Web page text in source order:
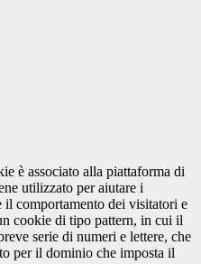
è associato alla piattaforma di
utilizzato per aiutare i
comportamento dei visitatori e
cookie di tipo pattern, in cui il
serie di numeri e lettere, che
per il dominio che imposta il